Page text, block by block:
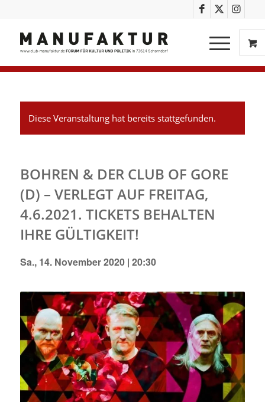
Diese Veranstaltung hat bereits stattgefunden.
BOHREN & DER CLUB OF GORE
(D) – VERLEGT AUF FREITAG,
4.6.2021. TICKETS BEHALTEN
IHRE GÜLTIGKEIT!
Sa., 14. November 2020 | 20:30